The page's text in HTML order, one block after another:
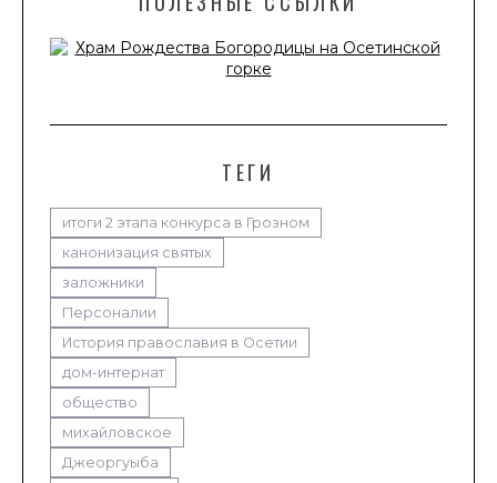
ТЕГИ
итоги 2 этапа конкурса в Грозном
канонизация святых
заложники
Персоналии
История православия в Осетии
дом-интернат
общество
михайловское
Джеоргуыба